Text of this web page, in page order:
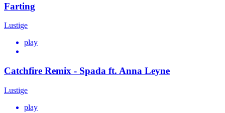
Farting
Lustige
play
Catchfire Remix - Spada ft. Anna Leyne
Lustige
play